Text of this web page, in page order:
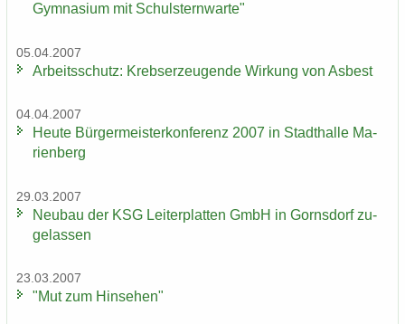
Gym­na­si­um mit Schul­stern­war­te"
05.04.2007
Ar­beits­schutz: Krebs­er­zeu­gen­de Wir­kung von Asbest
04.04.2007
Heute Bür­ger­meis­ter­kon­fe­renz 2007 in Stadt­hal­le Ma­
ri­en­berg
29.03.2007
Neu­bau der KSG Lei­ter­plat­ten GmbH in Gorns­dorf zu­
ge­las­sen
23.03.2007
"Mut zum Hin­se­hen"